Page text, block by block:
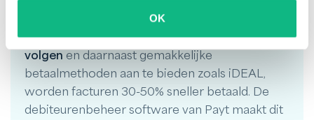
OK
Doorconsistent en effectief facturen op te
volgen en daarnaast gemakkelijke
betaalmethoden aan te bieden zoals iDEAL,
worden facturen 30-50% sneller betaald. De
debiteurenbeheer software van Payt maakt dit